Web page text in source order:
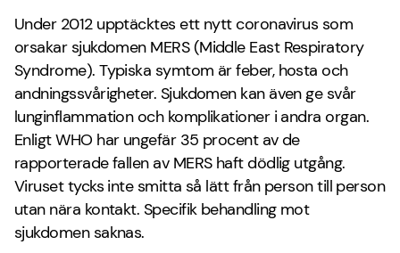
Under 2012 upptäcktes ett nytt coronavirus som
orsakar sjukdomen MERS (Middle East Respiratory
Syndrome). Typiska symtom är feber, hosta och
andningssvårigheter. Sjukdomen kan även ge svår
lunginflammation och komplikationer i andra organ.
Enligt WHO har ungefär 35 procent av de
rapporterade fallen av MERS haft dödlig utgång.
Viruset tycks inte smitta så lätt från person till person
utan nära kontakt. Specifik behandling mot
sjukdomen saknas.